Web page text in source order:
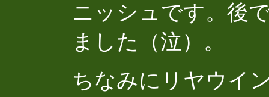
ニッシュです。後
ました（泣）。
ちなみにリヤウイ